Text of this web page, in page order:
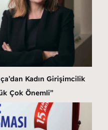
Kadın Girişimcilik
Çok Önemli”